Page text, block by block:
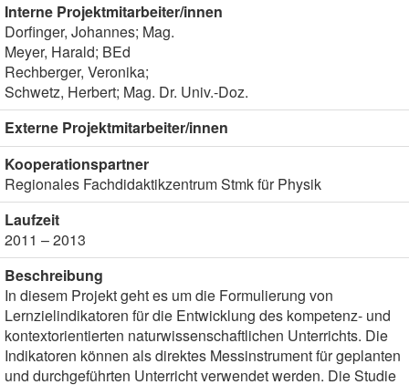
Interne Projektmitarbeiter/innen
Dorfinger, Johannes; Mag.
Meyer, Harald; BEd
Rechberger, Veronika;
Schwetz, Herbert; Mag. Dr. Univ.-Doz.
Externe Projektmitarbeiter/innen
Kooperationspartner
Regionales Fachdidaktikzentrum Stmk für Physik
Laufzeit
2011 – 2013
Beschreibung
In diesem Projekt geht es um die Formulierung von
Lernzielindikatoren für die Entwicklung des kompetenz- und
kontextorientierten naturwissenschaftlichen Unterrichts. Die
Indikatoren können als direktes Messinstrument für geplanten
und durchgeführten Unterricht verwendet werden. Die Studie